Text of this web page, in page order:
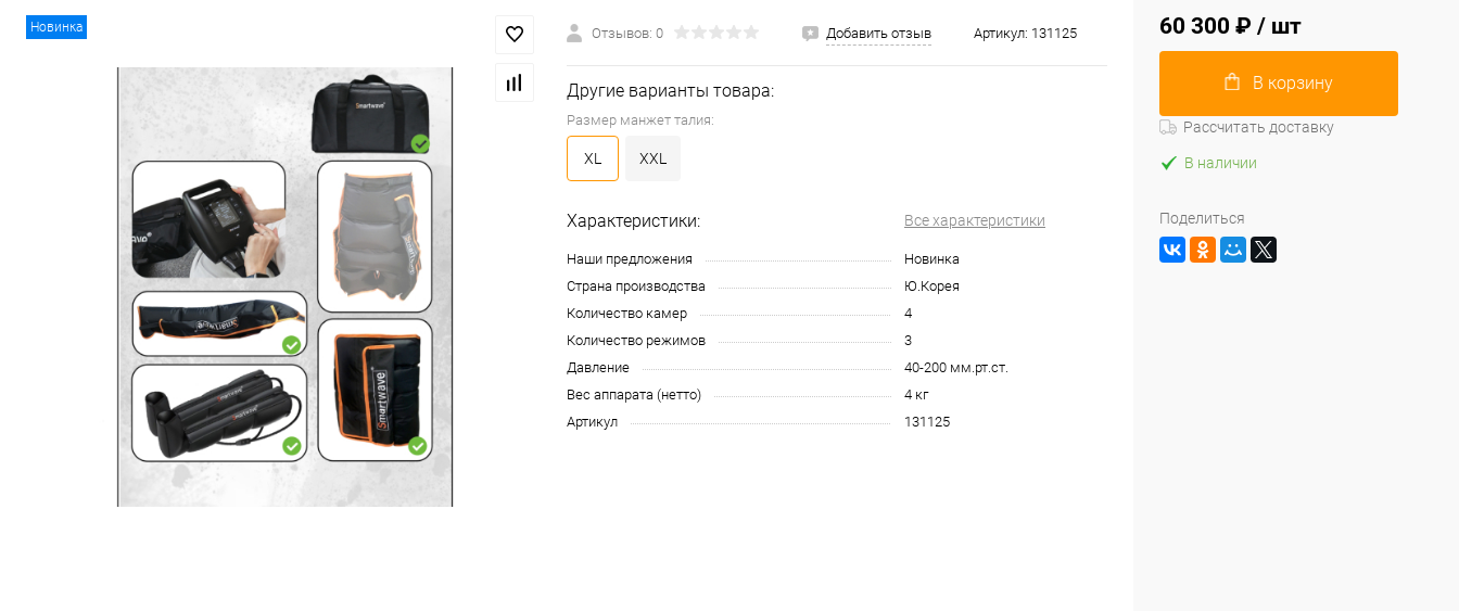
Новинка Отзывов: 0 Добавить отзыв Артикул: 131125
Другие варианты товара:
Размер манжет талия:
XL XXL
Характеристики: Все характеристики
Наши предложения
Новинка
Страна производства
Ю.Корея
Количество камер
4
Количество режимов
3
Давление
40-200 мм.рт.ст.
Вес аппарата (нетто)
4 кг
Артикул
131125
60 300 ₽ / шт
В корзину
Рассчитать доставку
В наличии
Поделиться